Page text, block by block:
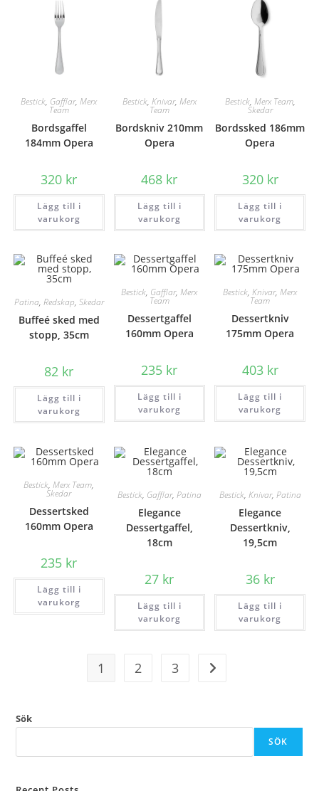
Bestick, Gafflar,Merx
Team
Bordsgaffel
184mm Opera
320 kr
Lägg till i
varukorg
Bestick, Knivar, Merx
Team
Bordskniv 210mm
Opera
468 kr
Lägg till i
varukorg
Bestick, Merx Team,
Skedar
Bordssked 186mm
Opera
320 kr
Lägg till i
varukorg
Patina, Redskap, Skedar
Buffeé sked med
stopp, 35cm
82 kr
Lägg till i
varukorg
Bestick, Gafflar,Merx
Team
Dessertgaffel
160mm Opera
235 kr
Lägg till i
varukorg
Bestick,Knivar,Merx
Team
Dessertkniv
175mm Opera
403 kr
Lägg till i
varukorg
Bestick,Merx Team,
Skedar
Dessertsked
160mm Opera
235 kr
Lägg till i
varukorg
Bestick, Gafflar, Patina
Elegance
Dessertgaffel,
18cm
27 kr
Lägg till i
varukorg
Bestick, Knivar, Patina
Elegance
Dessertkniv,
19,5cm
36 kr
Lägg till i
varukorg
1 2 3
Sök
SÖK